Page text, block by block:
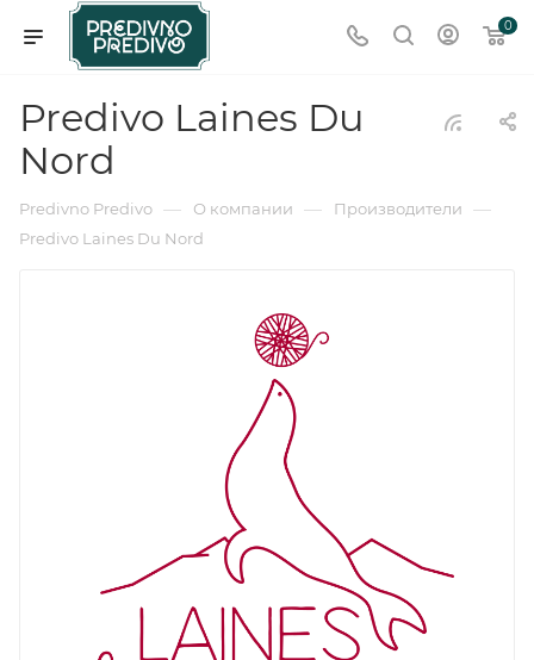
0
Predivo Laines Du
Nord
Predivno Predivo — О компании — Производители —
Predivo Laines Du Nord